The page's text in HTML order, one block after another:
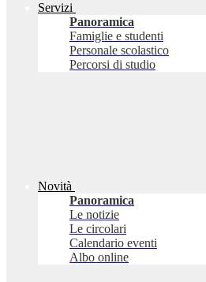
Servizi
Panoramica
Famiglie e studenti
Personale scolastico
Percorsi di studio
Novità
Panoramica
Le notizie
Le circolari
Calendario eventi
Albo online